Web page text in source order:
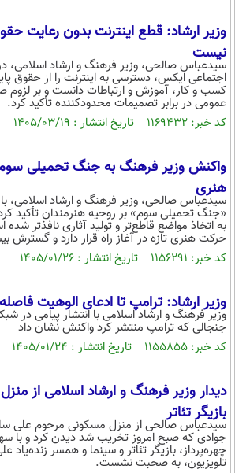
سفر و تفریح
اخبار کریپتو
سرگرمی
باشگاه مغز
مجله تصویری سلاح
فیلم
اقتصاد
ورزش
سیاست
گوناگون
حوادث
سلامت
فرهنگی
اجتماعی
سیاست خارجی
عصر ایران 2
خواندنی ها و دیدنی ها
داستان کوتاه
آشپزی
دانلود
آموزش زبان
وزیر ارشاد: قطع اینترنت بدون رعایت
نیست
سیدعباس صالحی، وزیر فرهنگ و ارشاد اسلامی،
اجتماعی ایکس، دسترسی به اینترنت را از حقوق
کسب‌ و کار، آموزش و ارتباطات دانست و بر لزوم
عمومی در برابر تصمیمات محدودکننده تأکید کرد.
کد خبر: ۱۱۶۹۴۳۲ تاریخ انتشار : ۱۴۰۵/۰۳/۱۹
واکنش وزیر فرهنگ به جنگ تحمیلی
هنری
سیدعباس صالحی، وزیر فرهنگ و ارشاد اسلامی، با
«جنگ تحمیلی سوم» بر روحیه هنرمندان تأکید
به اتخاذ مواضع قاطع‌تر و تولید آثاری نافذتر
حرکت هنری تازه در آغاز راه قرار دارد و گسترش
کد خبر: ۱۱۵۶۲۹۱ تاریخ انتشار : ۱۴۰۵/۰۱/۲۶
وزیر ارشاد: ترامپ تا ادعای الوهیت
وزیر فرهنگ و ارشاد اسلامی با انتشار پیامی در
جنجالی که ترامپ منتشر کرد واکنش نشان‌ داد
کد خبر: ۱۱۵۵۸۵۵ تاریخ انتشار : ۱۴۰۵/۰۱/۲۴
دیدار وزیر فرهنگ و ارشاد اسلامی از
بازیگر تئاتر
سیدعباس صالحی از منزل مسکونی مرحوم علی
جوادی که صبح امروز تخریب شد دیدن کرد و با
چهره‌پرداز، بازیگر تئاتر و سینما و همسر زنده‌یاد
تلویزیون، به صحبت نشست.